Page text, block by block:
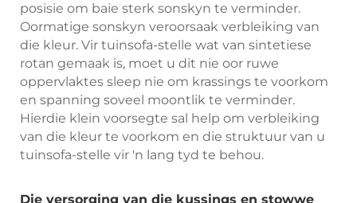
posisie om baie sterk sonskyn te verminder.
Oormatige sonskyn veroorsaak verbleiking van
die kleur. Vir tuinsofa-stelle wat van sintetiese
rotan gemaak is, moet u dit nie oor ruwe
oppervlaktes sleep nie om krassings te voorkom
en spanning soveel moontlik te verminder.
Hierdie klein voorsegte sal help om verbleiking
van die kleur te voorkom en die struktuur van u
tuinsofa-stelle vir 'n lang tyd te behou.
Die versorging van die kussings en stowwe